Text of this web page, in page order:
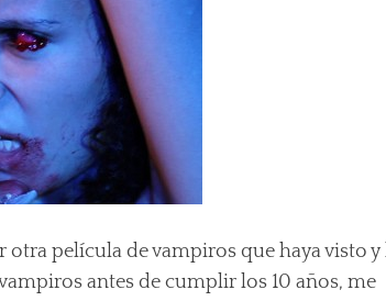
película de vampiros que haya visto y
antes de cumplir los 10 años, me